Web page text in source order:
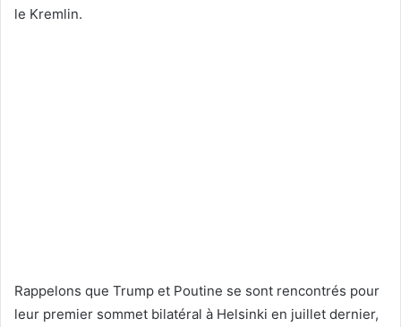
le Kremlin.
Rappelons que Trump et Poutine se sont rencontrés pour
leur premier sommet bilatéral à Helsinki en juillet dernier,